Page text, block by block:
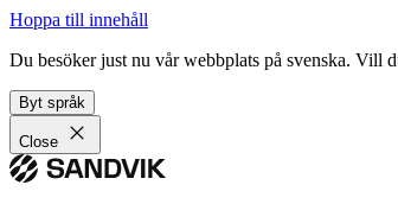
Hoppa till innehåll
Du besöker just nu vår webbplats på svenska. Vill
Byt språk
Close